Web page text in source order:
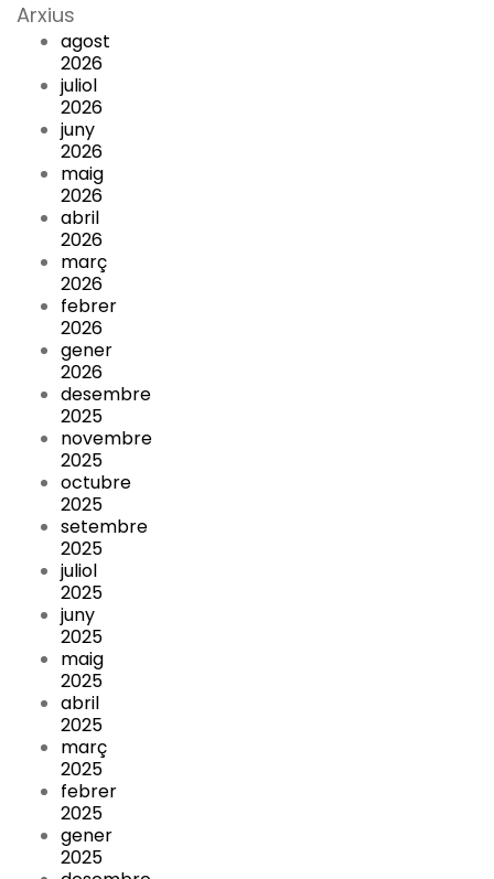
Arxius
agost
2026
juliol
2026
juny
2026
maig
2026
abril
2026
març
2026
febrer
2026
gener
2026
desembre
2025
novembre
2025
octubre
2025
setembre
2025
juliol
2025
juny
2025
maig
2025
abril
2025
març
2025
febrer
2025
gener
2025